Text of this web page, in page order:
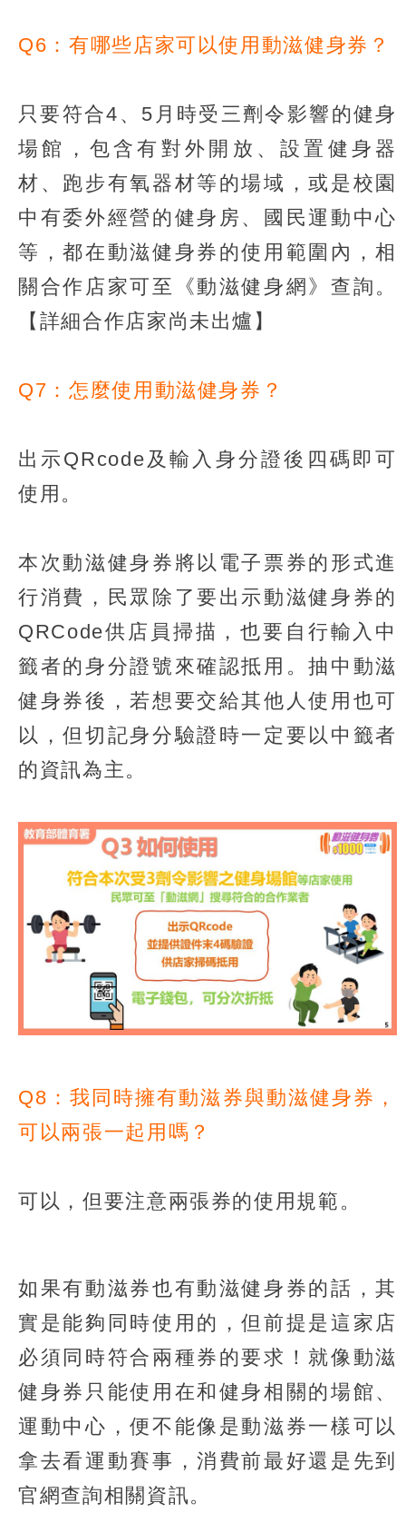
Q6：有哪些店家可以使用動滋健身券？
只要符合4、5月時受三劑令影響的健身
場館，包含有對外開放、設置健身器
材、跑步有氧器材等的場域，或是校園
中有委外經營的健身房、國民運動中心
等，都在動滋健身券的使用範圍內，相
關合作店家可至《動滋健身網》查詢。
【詳細合作店家尚未出爐】
Q7：怎麼使用動滋健身券？
出示QRcode及輸入身分證後四碼即可
使用。
本次動滋健身券將以電子票券的形式進
行消費，民眾除了要出示動滋健身券的
QRCode供店員掃描，也要自行輸入中
籤者的身分證號來確認抵用。抽中動滋
健身券後，若想要交給其他人使用也可
以，但切記身分驗證時一定要以中籤者
的資訊為主。
Q8：我同時擁有動滋券與動滋健身券，
可以兩張一起用嗎？
可以，但要注意兩張券的使用規範。
如果有動滋券也有動滋健身券的話，其
實是能夠同時使用的，但前提是這家店
必須同時符合兩種券的要求！就像動滋
健身券只能使用在和健身相關的場館、
運動中心，便不能像是動滋券一樣可以
拿去看運動賽事，消費前最好還是先到
官網查詢相關資訊。